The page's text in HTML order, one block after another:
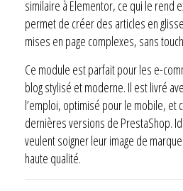
similaire à Elementor, ce qui le rend
permet de créer des articles en
mises en page complexes, sans
Ce module est parfait pour les e-
blog stylisé et moderne. Il est livré
l’emploi, optimisé pour le mobile, et
dernières versions de PrestaShop.
veulent soigner leur image de
haute qualité.